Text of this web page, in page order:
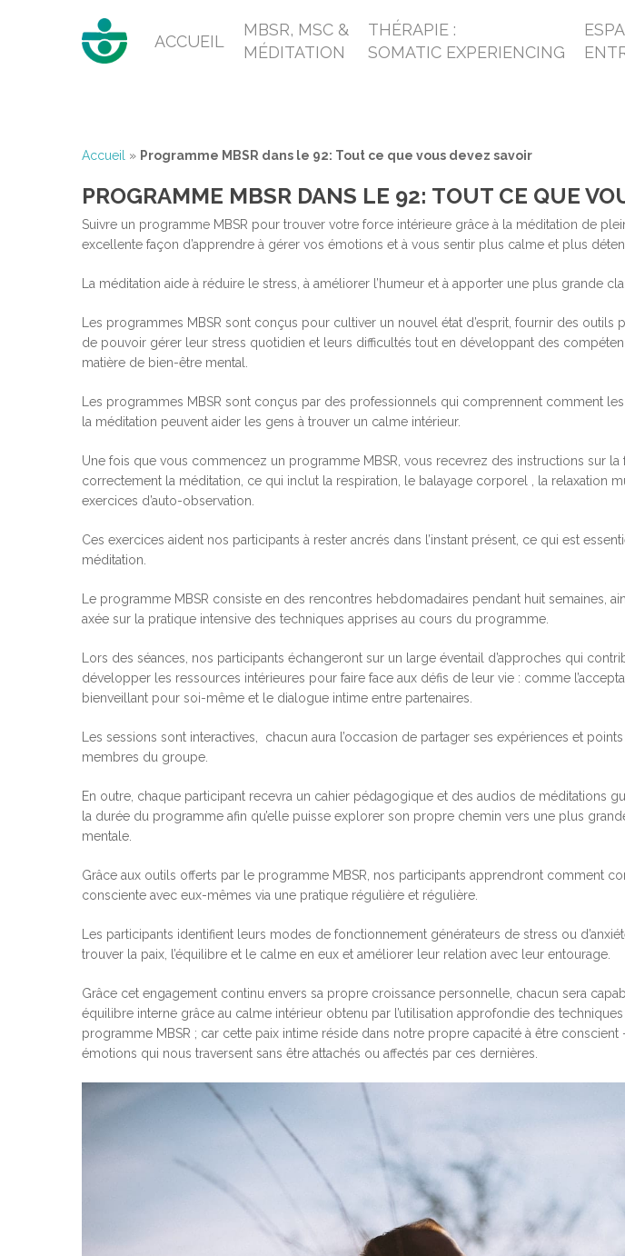
Hit enter to search or ESC to close
ACCUEIL
MBSR, MSC &
MÉDITATION
THÉRAPIE :
SOMATIC EXPERIENCING
Accueil » Programme MBSR dans le 92: Tout ce que vous devez savoir
PROGRAMME MBSR DANS LE 92: TOUT CE QUE
Suivre un programme MBSR pour trouver votre force intérieure grâce à la méditation de
excellente façon d’apprendre à gérer vos émotions et à vous sentir plus calme et plus
La méditation aide à réduire le stress, à améliorer l’humeur et à apporter une plus grande
Les programmes MBSR sont conçus pour cultiver un nouvel état d’esprit, fournir des outils
de pouvoir gérer leur stress quotidien et leurs difficultés tout en développant des
matière de bien-être mental.
Les programmes MBSR sont conçus par des professionnels qui comprennent comment
la méditation peuvent aider les gens à trouver un calme intérieur.
Une fois que vous commencez un programme MBSR, vous recevrez des instructions sur la
correctement la méditation, ce qui inclut la respiration, le balayage corporel , la relaxation
exercices d’auto-observation.
Ces exercices aident nos participants à rester ancrés dans l’instant présent, ce qui est
méditation.
Le programme MBSR consiste en des rencontres hebdomadaires pendant huit semaines,
axée sur la pratique intensive des techniques apprises au cours du programme.
Lors des séances, nos participants échangeront sur un large éventail d’approches qui
développer les ressources intérieures pour faire face aux défis de leur vie : comme
bienveillant pour soi-même et le dialogue intime entre partenaires.
Les sessions sont interactives, chacun aura l’occasion de partager ses expériences et
membres du groupe.
En outre, chaque participant recevra un cahier pédagogique et des audios de méditations
la durée du programme afin qu’elle puisse explorer son propre chemin vers une plus
mentale.
Grâce aux outils offerts par le programme MBSR, nos participants apprendront comment
consciente avec eux-mêmes via une pratique régulière et régulière.
Les participants identifient leurs modes de fonctionnement générateurs de stress ou
trouver la paix, l’équilibre et le calme en eux et améliorer leur relation avec leur entourage.
Grâce cet engagement continu envers sa propre croissance personnelle, chacun sera
équilibre interne grâce au calme intérieur obtenu par l’utilisation approfondie des
programme MBSR ; car cette paix intime réside dans notre propre capacité à être
émotions qui nous traversent sans être attachés ou affectés par ces dernières.